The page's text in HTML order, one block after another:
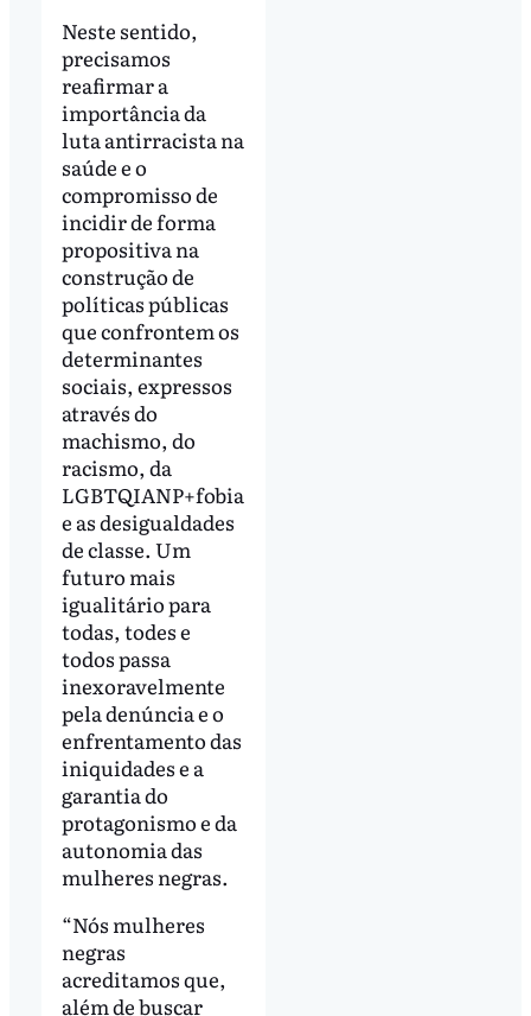
Neste sentido,
precisamos
reafirmar a
importância da
luta antirracista na
saúde e o
compromisso de
incidir de forma
propositiva na
construção de
políticas públicas
que confrontem os
determinantes
sociais, expressos
através do
machismo, do
racismo, da
LGBTQIANP+fobia
e as desigualdades
de classe. Um
futuro mais
igualitário para
todas, todes e
todos passa
inexoravelmente
pela denúncia e o
enfrentamento das
iniquidades e a
garantia do
protagonismo e da
autonomia das
mulheres negras.
“Nós mulheres
negras
acreditamos que,
além de buscar